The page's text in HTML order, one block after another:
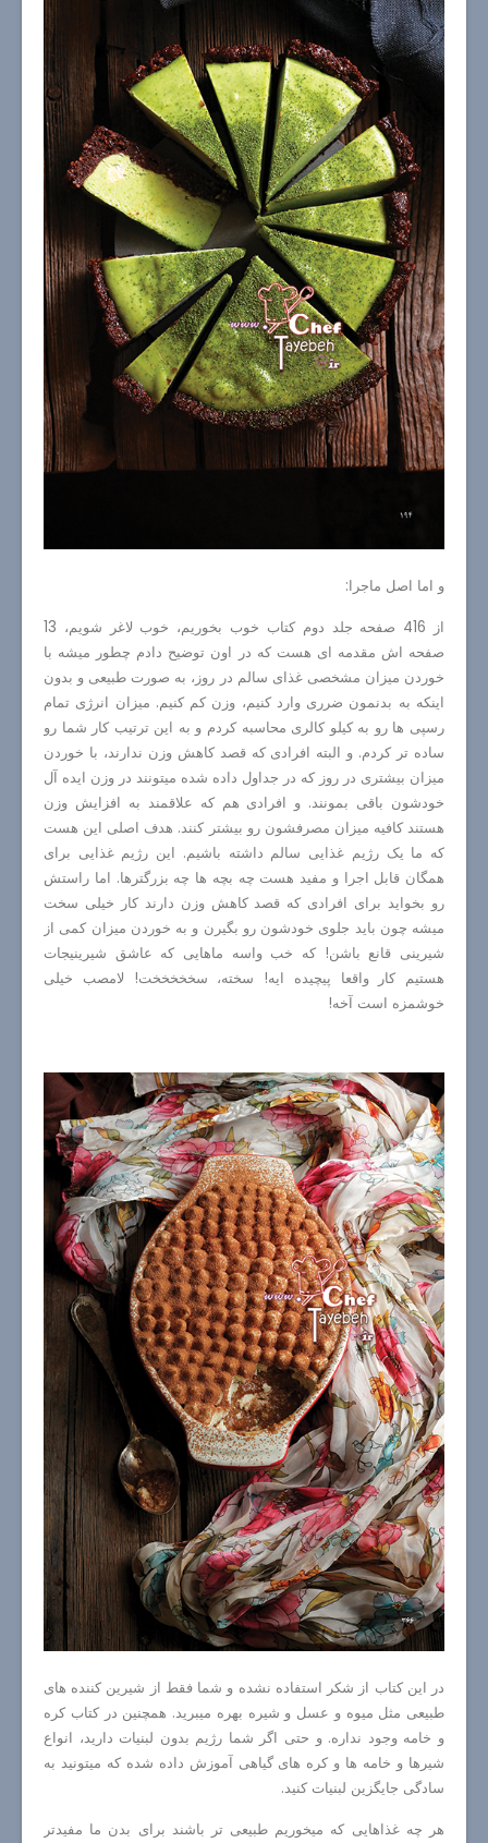
و اما اصل ماجرا:
از 416 صفحه جلد دوم کتاب خوب بخوریم، خوب لاغر شویم، 13
صفحه اش مقدمه ای هست که در اون توضیح دادم چطور میشه با
خوردن میزان مشخصی غذای سالم در روز، به صورت طبیعی و بدون
اینکه به بدنمون ضرری وارد کنیم، وزن کم کنیم. میزان انرژی تمام
رسپی ها رو به کیلو کالری محاسبه کردم و به این ترتیب کار شما رو
ساده تر کردم. و البته افرادی که قصد کاهش وزن ندارند، با خوردن
میزان بیشتری در روز که در جداول داده شده میتونند در وزن ایده آل
خودشون باقی بمونند. و افرادی هم که علاقمند به افزایش وزن
هستند کافیه میزان مصرفشون رو بیشتر کنند. هدف اصلی این هست
که ما یک رژیم غذایی سالم داشته باشیم. این رژیم غذایی برای
همگان قابل اجرا و مفید هست چه بچه ها چه بزرگترها. اما راستش
رو بخواید برای افرادی که قصد کاهش وزن دارند کار خیلی سخت
میشه چون باید جلوی خودشون رو بگیرن و به خوردن میزان کمی از
شیرینی قانع باشن! که خب واسه ماهایی که عاشق شیرینیجات
هستیم کار واقعا پیچیده ایه! سخته، سخخخخخت! لامصب خیلی
خوشمزه است آخه!
در این کتاب از شکر استفاده نشده و شما فقط از شیرین کننده های
طبیعی مثل میوه و عسل و شیره بهره میبرید. همچنین در کتاب کره
و خامه وجود نداره. و حتی اگر شما رژیم بدون لبنیات دارید، انواع
شیرها و خامه ها و کره های گیاهی آموزش داده شده که میتونید به
سادگی جایگزین لبنیات کنید.
هر چه غذاهایی که میخوریم طبیعی تر باشند برای بدن ما مفیدتر